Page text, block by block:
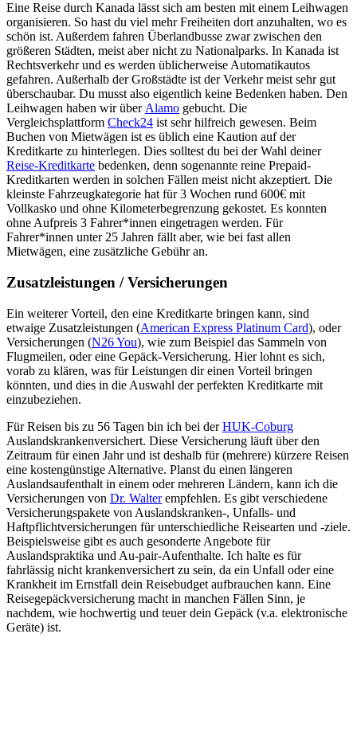
Eine Reise durch Kanada lässt sich am besten mit einem Leihwagen
organisieren. So hast du viel mehr Freiheiten dort anzuhalten, wo es
schön ist. Außerdem fahren Überlandbusse zwar zwischen den
größeren Städten, meist aber nicht zu Nationalparks. In Kanada ist
Rechtsverkehr und es werden üblicherweise Automatikautos
gefahren. Außerhalb der Großstädte ist der Verkehr meist sehr gut
überschaubar. Du musst also eigentlich keine Bedenken haben. Den
Leihwagen haben wir über Alamo gebucht. Die
Vergleichsplattform Check24 ist sehr hilfreich gewesen. Beim
Buchen von Mietwägen ist es üblich eine Kaution auf der
Kreditkarte zu hinterlegen. Dies solltest du bei der Wahl deiner
Reise-Kreditkarte bedenken, denn sogenannte reine Prepaid-
Kreditkarten werden in solchen Fällen meist nicht akzeptiert. Die
kleinste Fahrzeugkategorie hat für 3 Wochen rund 600€ mit
Vollkasko und ohne Kilometerbegrenzung gekostet. Es konnten
ohne Aufpreis 3 Fahrer*innen eingetragen werden. Für
Fahrer*innen unter 25 Jahren fällt aber, wie bei fast allen
Mietwägen, eine zusätzliche Gebühr an.
Zusatzleistungen / Versicherungen
Ein weiterer Vorteil, den eine Kreditkarte bringen kann, sind
etwaige Zusatzleistungen (American Express Platinum Card), oder
Versicherungen (N26 You), wie zum Beispiel das Sammeln von
Flugmeilen, oder eine Gepäck-Versicherung. Hier lohnt es sich,
vorab zu klären, was für Leistungen dir einen Vorteil bringen
könnten, und dies in die Auswahl der perfekten Kreditkarte mit
einzubeziehen.
Für Reisen bis zu 56 Tagen bin ich bei derHUK-Coburg
Auslandskrankenversichert. Diese Versicherung läuft über den
Zeitraum für einen Jahr und ist deshalb für (mehrere) kürzere Reisen
eine kostengünstige Alternative. Planst du einen längeren
Auslandsaufenthalt in einem oder mehreren Ländern, kann ich die
Versicherungen von Dr. Walterempfehlen. Es gibt verschiedene
Versicherungspakete von Auslandskranken-, Unfalls- und
Haftpflichtversicherungen für unterschiedliche Reisearten und -ziele.
Beispielsweise gibt es auch gesonderte Angebote für
Auslandspraktika und Au-pair-Aufenthalte. Ich halte es für
fahrlässig nicht krankenversichert zu sein, da ein Unfall oder eine
Krankheit im Ernstfall dein Reisebudget aufbrauchen kann. Eine
Reisegepäckversicherung macht in manchen Fällen Sinn, je
nachdem, wie hochwertig und teuer dein Gepäck (v.a. elektronische
Geräte) ist.